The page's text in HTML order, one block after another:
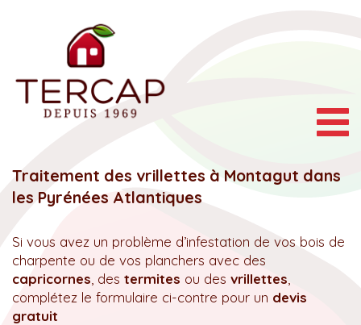
Traitement des vrillettes à Montagut dans
les Pyrénées Atlantiques
Si vous avez un problème d’infestation de vos bois de
charpente ou de vos planchers avec des
capricornes , des termites ou des vrillettes
complétez le formulaire ci-contre pour un devis
gratuit